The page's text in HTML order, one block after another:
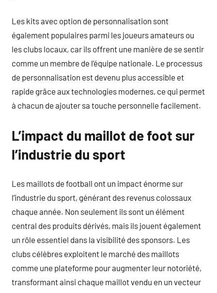
Les kits avec option de personnalisation sont
également populaires parmi les joueurs amateurs ou
les clubs locaux, car ils offrent une manière de se sentir
comme un membre de l’équipe nationale. Le processus
de personnalisation est devenu plus accessible et
rapide grâce aux technologies modernes, ce qui permet
à chacun de ajouter sa touche personnelle facilement.
L’impact du maillot de foot sur
l’industrie du sport
Les maillots de football ont un impact énorme sur
l’industrie du sport, générant des revenus colossaux
chaque année. Non seulement ils sont un élément
central des produits dérivés, mais ils jouent également
un rôle essentiel dans la visibilité des sponsors. Les
clubs célèbres exploitent le marché des maillots
comme une plateforme pour augmenter leur notoriété,
transformant ainsi chaque maillot vendu en un vecteur